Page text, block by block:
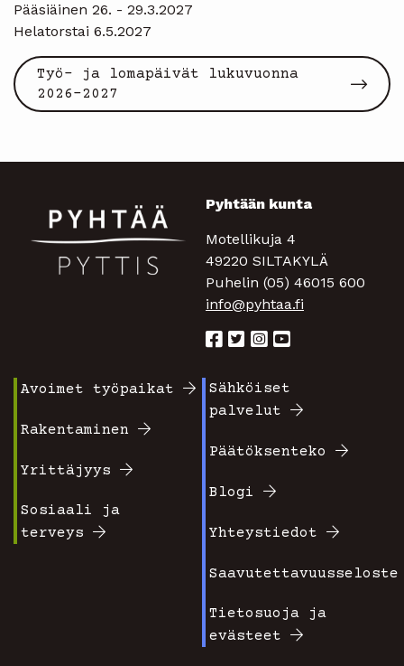
Pääsiäinen 26. - 29.3.2027
Helatorstai 6.5.2027
Työ- ja lomapäivät lukuvuonna
2026-2027
Pyhtään kunta
Motellikuja 4
49220 SILTAKYLÄ
Puhelin (05) 46015 600
info@pyhtaa.fi
valikko
1
Avoimet työpaikat
Rakentaminen
Yrittäjyys
Sosiaali ja
terveys
Footer
2
Sähköiset
palvelut
Päätöksenteko
Blogi
Yhteystiedot
Saavutettavuusseloste
Tietosuoja ja
evästeet